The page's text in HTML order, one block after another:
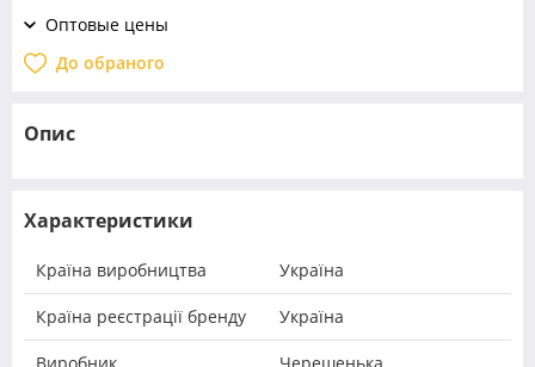
Оптовые цены
До обраного
Опис
Характеристики
Країна виробництва Україна
Країна реєстрації бренду Україна